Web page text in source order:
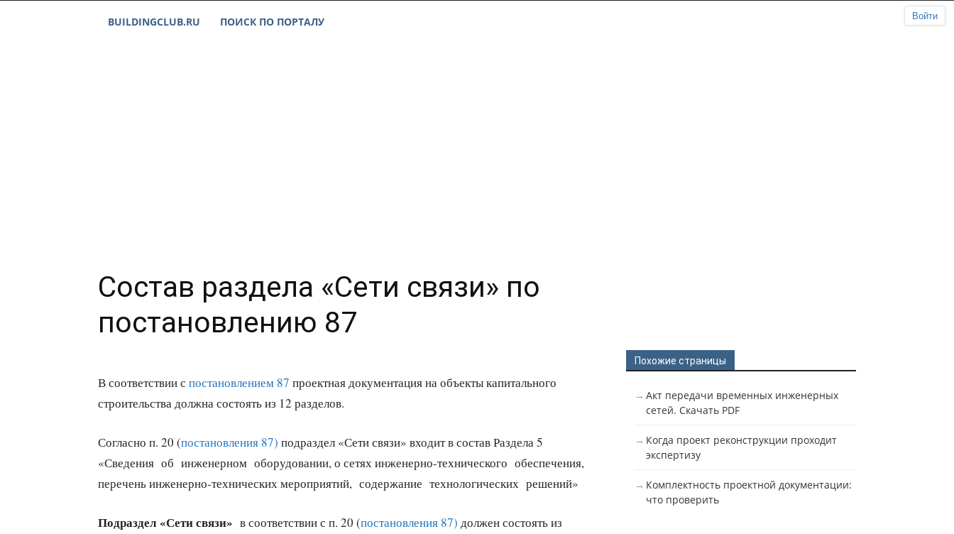
BUILDINGCLUB.RU ПОИСК ПО ПОРТАЛУ
Состав раздела «Сети связи» по
постановлению 87
В соответствии с постановлением 87 проектная документация на объекты капитального
строительства должна состоять из 12 разделов.
Согласно п. 20 (постановления 87) подраздел «Сети связи» входит в состав Раздела 5
«Сведения об инженерном оборудовании, о сетях инженерно-технического обеспечения,
перечень инженерно-технических мероприятий, содержание технологических решений»
Подраздел «Сети связи» в соответствии с п. 20 (постановления 87) должен состоять из
Похожие страницы
Акт передачи временных инженерных
сетей. Скачать PDF
Когда проект реконструкции проходит
экспертизу
Комплектность проектной документации:
что проверить
Войти